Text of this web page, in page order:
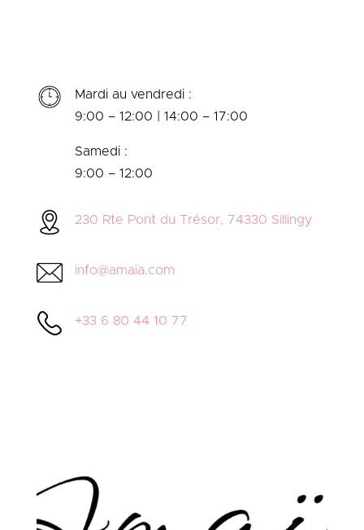
Mardi au vendredi :
9:00 – 12:00 | 14:00 – 17:00
Samedi :
9:00 – 12:00
230 Rte Pont du Trésor, 74330 Sillingy
info@amaïa.com
+33 6 80 44 10 77